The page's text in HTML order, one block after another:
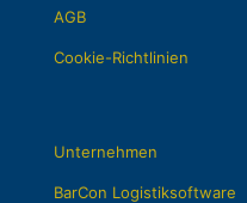
AGB
Cookie-Richtlinien
Unternehmen
BarCon Logistiksoftware